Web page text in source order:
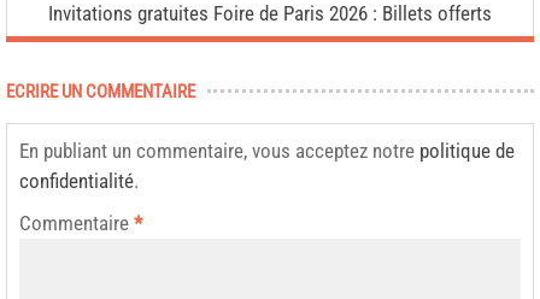
Invitations gratuites Foire de Paris 2026 : Billets offerts
ECRIRE UN COMMENTAIRE
En publiant un commentaire, vous acceptez notre politique de
confidentialité.
Commentaire *